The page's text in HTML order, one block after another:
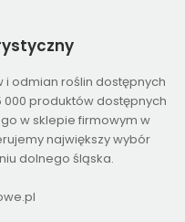
odmian roślin dostępnych
000 produktów dostępnych
w sklepie firmowym w
największy wybór
dolnego śląska.